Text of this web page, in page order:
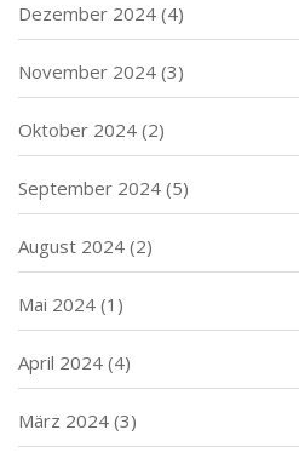
Dezember 2024 (4)
November 2024 (3)
Oktober 2024 (2)
September 2024 (5)
August 2024 (2)
Mai 2024 (1)
April 2024 (4)
März 2024 (3)